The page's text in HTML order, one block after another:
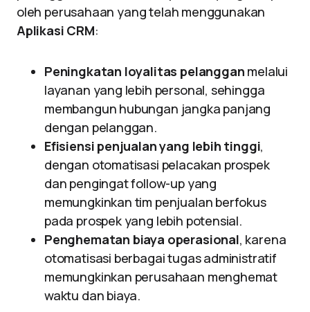
oleh perusahaan yang telah menggunakan
Aplikasi CRM:
Peningkatan loyalitas pelanggan melalui
layanan yang lebih personal, sehingga
membangun hubungan jangka panjang
dengan pelanggan.
Efisiensi penjualan yang lebih tinggi,
dengan otomatisasi pelacakan prospek
dan pengingat follow-up yang
memungkinkan tim penjualan berfokus
pada prospek yang lebih potensial.
Penghematan biaya operasional, karena
otomatisasi berbagai tugas administratif
memungkinkan perusahaan menghemat
waktu dan biaya.